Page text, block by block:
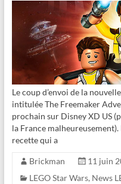
Le coup d’envoi de la
intitulée The Freemaker
prochain sur Disney XD US
la France
recette qui a
Brickman
11 juin
LEGO Star Wars, News